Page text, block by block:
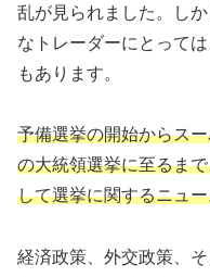
乱が見られました。し
なトレーダーにとって
もあります。
予備選挙の開始からス
の大統領選挙に至るま
して選挙に関するニュ
経済政策、外交政策、